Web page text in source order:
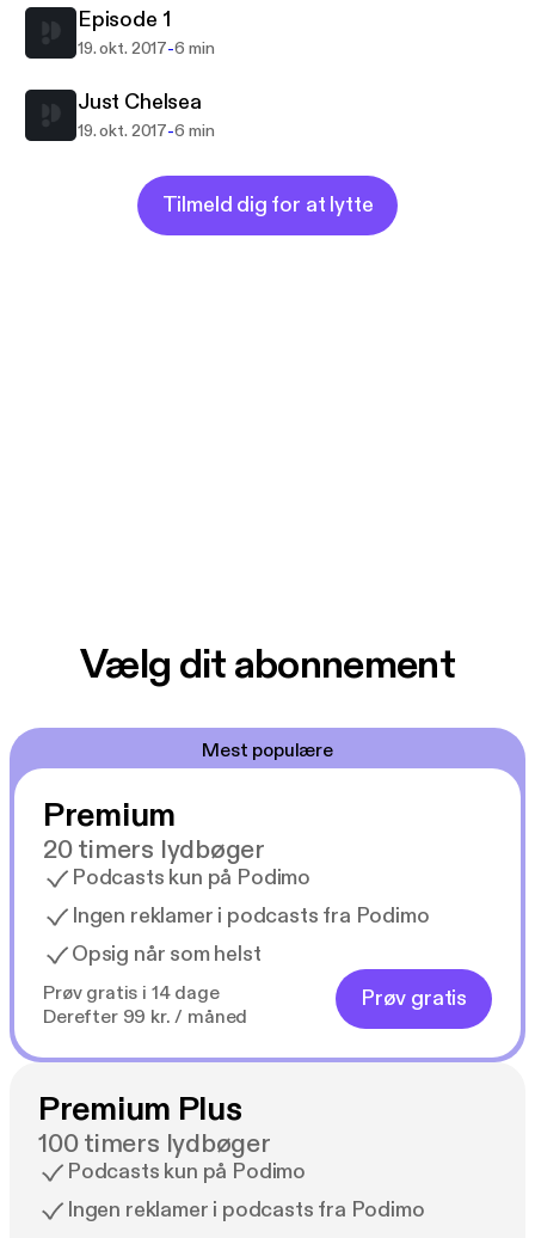
Episode 1
19. okt. 2017-6 min
Just Chelsea
19. okt. 2017-6 min
Tilmeld dig for at lytte
Vælg dit abonnement
Mest populære
Premium
20 timers lydbøger
Podcasts kun på Podimo
Ingen reklamer i podcasts fra Podimo
Opsig når som helst
Prøv gratis i 14 dage
Derefter 99 kr. / måned
Prøv gratis
Premium Plus
100 timers lydbøger
Podcasts kun på Podimo
Ingen reklamer i podcasts fra Podimo